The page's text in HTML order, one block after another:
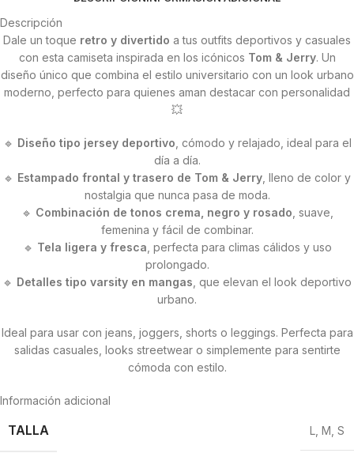
Descripción
Dale un toque retro y divertido a tus outfits deportivos y casuales
con esta camiseta inspirada en los icónicos Tom & Jerry. Un
diseño único que combina el estilo universitario con un look urbano
moderno, perfecto para quienes aman destacar con personalidad
💥
🔹 Diseño tipo jersey deportivo , cómodo y relajado, ideal para el
día a día.
🔹 Estampado frontal y trasero de Tom & Jerry , lleno de color y
nostalgia que nunca pasa de moda.
🔹 Combinación de tonos crema, negro y rosado , suave,
femenina y fácil de combinar.
🔹 Tela ligera y fresca , perfecta para climas cálidos y uso
prolongado.
🔹 Detalles tipo varsity en mangas , que elevan el look deportivo
urbano.
Ideal para usar con jeans, joggers, shorts o leggings. Perfecta para
salidas casuales, looks streetwear o simplemente para sentirte
cómoda con estilo.
Información adicional
TALLA L M S